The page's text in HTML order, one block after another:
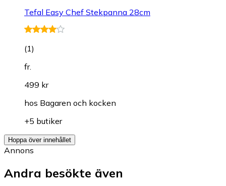
Tefal Easy Chef Stekpanna 28cm
(1)
fr.
499 kr
hos Bagaren och kocken
+5 butiker
Hoppa över innehållet
Annons
Andra besökte även